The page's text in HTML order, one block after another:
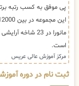
مانورا در 23
است.
مرکز آموزش عالی عریس
ثبت نام در دوره